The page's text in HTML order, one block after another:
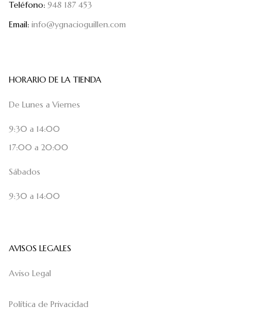
Teléfono: 948 187 453
Email: info@ygnacioguillen.com
HORARIO DE LA TIENDA
De Lunes a Viernes
9:30 a 14:00
17:00 a 20:00
Sábados
9:30 a 14:00
AVISOS LEGALES
Aviso Legal
Política de Privacidad